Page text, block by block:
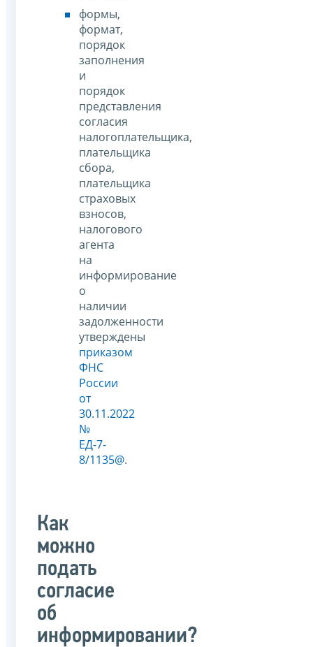
формы,
формат,
порядок
заполнения
и
порядок
представления
согласия
налогоплательщика,
плательщика
сбора,
плательщика
страховых
взносов,
налогового
агента
на
информирование
о
наличии
задолженности
утверждены
приказом
ФНС
России
от
30.11.2022
№
ЕД-7-
8/1135@.
Как
можно
подать
согласие
об
информировании?